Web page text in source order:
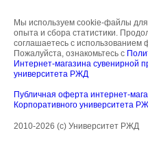
Мы используем cookie-файлы для
опыта и сбора статистики.
соглашаетесь с использованием
Пожалуйста, ознакомьтесь с
Интернет-магазина сувенирной
университета РЖД
Публичная оферта интернет-
Корпоративного университета
2010-2026 (с) Университет РЖД